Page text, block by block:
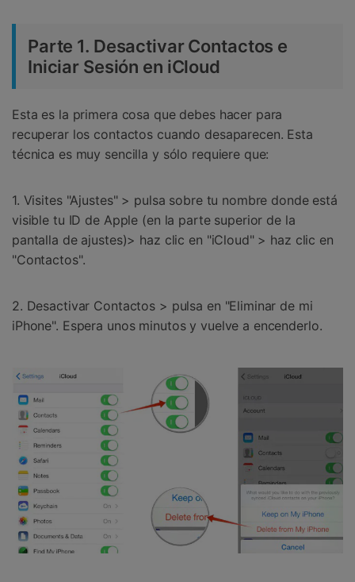
Parte 1. Desactivar Contactos e
Iniciar Sesión en iCloud
Esta es la primera cosa que debes hacer para
recuperar los contactos cuando desaparecen. Esta
técnica es muy sencilla y sólo requiere que:
1. Visites "Ajustes" > pulsa sobre tu nombre donde está
visible tu ID de Apple (en la parte superior de la
pantalla de ajustes)> haz clic en "iCloud" > haz clic en
"Contactos".
2. Desactivar Contactos > pulsa en "Eliminar de mi
iPhone". Espera unos minutos y vuelve a encenderlo.